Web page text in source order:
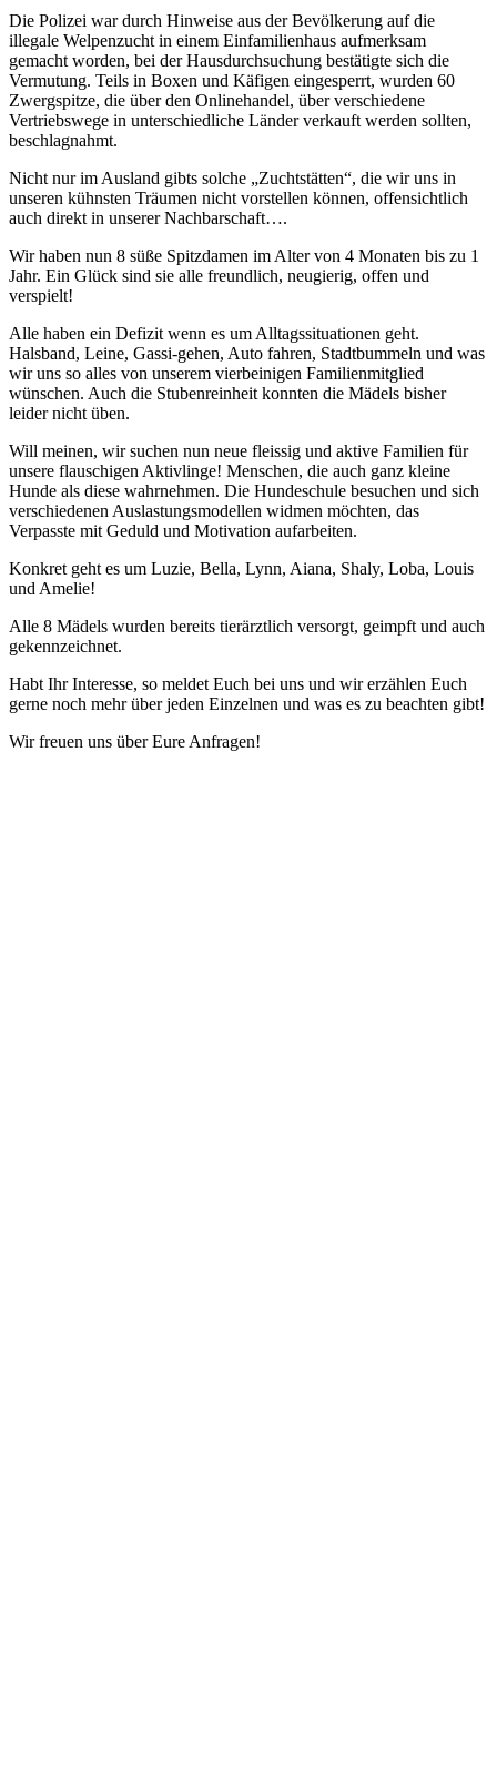
Die Polizei war durch Hinweise aus der Bevölkerung auf die
illegale Welpenzucht in einem Einfamilienhaus aufmerksam
gemacht worden, bei der Hausdurchsuchung bestätigte sich die
Vermutung. Teils in Boxen und Käfigen eingesperrt, wurden 60
Zwergspitze, die über den Onlinehandel, über verschiedene
Vertriebswege in unterschiedliche Länder verkauft werden sollten,
beschlagnahmt.
Nicht nur im Ausland gibts solche „Zuchtstätten“, die wir uns in
unseren kühnsten Träumen nicht vorstellen können, offensichtlich
auch direkt in unserer Nachbarschaft….
Wir haben nun 8 süße Spitzdamen im Alter von 4 Monaten bis zu 1
Jahr. Ein Glück sind sie alle freundlich, neugierig, offen und
verspielt!
Alle haben ein Defizit wenn es um Alltagssituationen geht.
Halsband, Leine, Gassi-gehen, Auto fahren, Stadtbummeln und was
wir uns so alles von unserem vierbeinigen Familienmitglied
wünschen. Auch die Stubenreinheit konnten die Mädels bisher
leider nicht üben.
Will meinen, wir suchen nun neue fleissig und aktive Familien für
unsere flauschigen Aktivlinge! Menschen, die auch ganz kleine
Hunde als diese wahrnehmen. Die Hundeschule besuchen und sich
verschiedenen Auslastungsmodellen widmen möchten, das
Verpasste mit Geduld und Motivation aufarbeiten.
Konkret geht es um Luzie, Bella, Lynn, Aiana, Shaly, Loba, Louis
und Amelie!
Alle 8 Mädels wurden bereits tierärztlich versorgt, geimpft und auch
gekennzeichnet.
Habt Ihr Interesse, so meldet Euch bei uns und wir erzählen Euch
gerne noch mehr über jeden Einzelnen und was es zu beachten gibt!
Wir freuen uns über Eure Anfragen!